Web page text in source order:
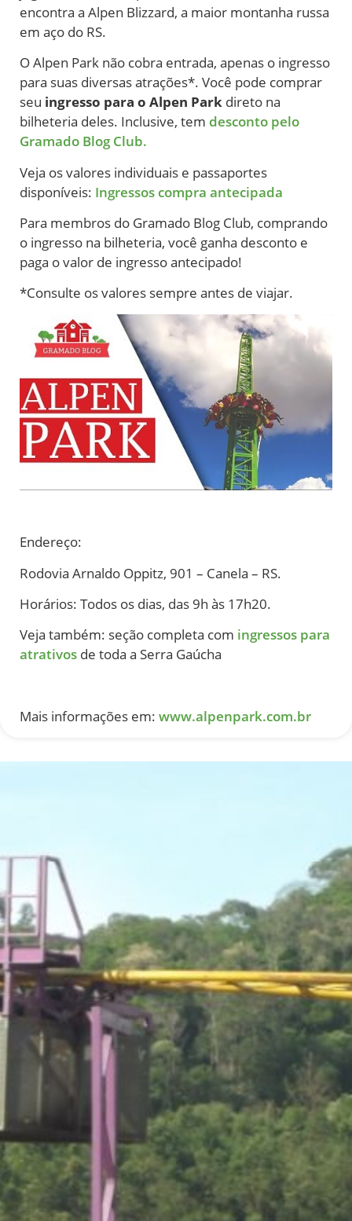
encontra a Alpen Blizzard, a maior montanha russa
em aço do RS.
O Alpen Park não cobra entrada, apenas o ingresso
para suas diversas atrações*. Você pode comprar
seu ingresso para o Alpen Park direto na
bilheteria deles. Inclusive, tem desconto pelo
Gramado Blog Club.
Veja os valores individuais e passaportes
disponíveis: Ingressos compra antecipada
Para membros do Gramado Blog Club, comprando
o ingresso na bilheteria, você ganha desconto e
paga o valor de ingresso antecipado!
*Consulte os valores sempre antes de viajar.
Endereço:
Rodovia Arnaldo Oppitz, 901 – Canela – RS.
Horários: Todos os dias, das 9h às 17h20.
Veja também: seção completa com ingressos para
atrativos de toda a Serra Gaúcha
Mais informações em: www.alpenpark.com.br